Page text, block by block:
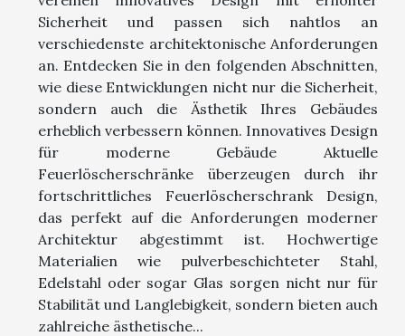
Sicherheit und passen sich nahtlos an
verschiedenste architektonische Anforderungen
an. Entdecken Sie in den folgenden Abschnitten,
wie diese Entwicklungen nicht nur die Sicherheit,
sondern auch die Ästhetik Ihres Gebäudes
erheblich verbessern können. Innovatives Design
für moderne Gebäude Aktuelle
Feuerlöscherschränke überzeugen durch ihr
fortschrittliches Feuerlöscherschrank Design,
das perfekt auf die Anforderungen moderner
Architektur abgestimmt ist. Hochwertige
Materialien wie pulverbeschichteter Stahl,
Edelstahl oder sogar Glas sorgen nicht nur für
Stabilität und Langlebigkeit, sondern bieten auch
zahlreiche ästhetische...